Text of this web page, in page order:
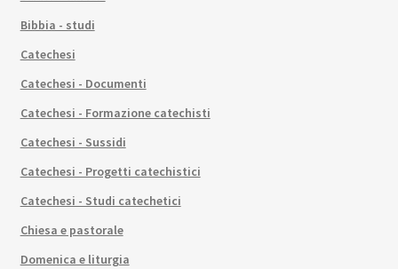
Bibbia - studi
Catechesi
Catechesi - Documenti
Catechesi - Formazione catechisti
Catechesi - Sussidi
Catechesi - Progetti catechistici
Catechesi - Studi catechetici
Chiesa e pastorale
Domenica e liturgia